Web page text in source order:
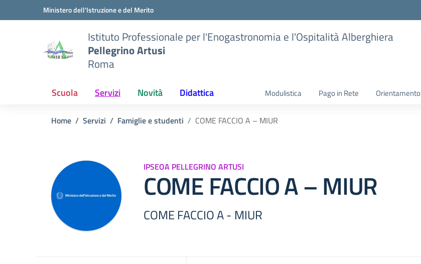
Vai ai contenuti
Vai al menu di navigazioneMinistero dell'Istruzione e del Merito
Istituto Professionale per l'Enogastronomia e l'Ospitalità Alberghiera
Pellegrino Artusi
Roma
Scuola Servizi Novità Didattica Modulistica Pago in Rete Orientamento
Home Servizi Famiglie e studenti COME FACCIO A – MIUR
IPSEOA PELLEGRINO ARTUSI
COME FACCIO A – MIUR
COME FACCIO A - MIUR